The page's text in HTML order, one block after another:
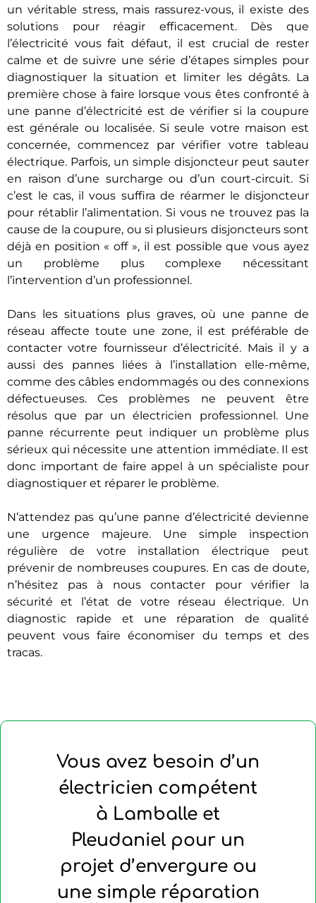
un véritable stress, mais rassurez-vous, il existe des
solutions pour réagir efficacement. Dès que
l’électricité vous fait défaut, il est crucial de rester
calme et de suivre une série d’étapes simples pour
diagnostiquer la situation et limiter les dégâts. La
première chose à faire lorsque vous êtes confronté à
une panne d’électricité est de vérifier si la coupure
est générale ou localisée. Si seule votre maison est
concernée, commencez par vérifier votre tableau
électrique. Parfois, un simple disjoncteur peut sauter
en raison d’une surcharge ou d’un court-circuit. Si
c’est le cas, il vous suffira de réarmer le disjoncteur
pour rétablir l’alimentation. Si vous ne trouvez pas la
cause de la coupure, ou si plusieurs disjoncteurs sont
déjà en position « off », il est possible que vous ayez
un problème plus complexe nécessitant
l’intervention d’un professionnel.
Dans les situations plus graves, où une panne de
réseau affecte toute une zone, il est préférable de
contacter votre fournisseur d’électricité. Mais il y a
aussi des pannes liées à l’installation elle-même,
comme des câbles endommagés ou des connexions
défectueuses. Ces problèmes ne peuvent être
résolus que par un électricien professionnel. Une
panne récurrente peut indiquer un problème plus
sérieux qui nécessite une attention immédiate. Il est
donc important de faire appel à un spécialiste pour
diagnostiquer et réparer le problème.
N’attendez pas qu’une panne d’électricité devienne
une urgence majeure. Une simple inspection
régulière de votre installation électrique peut
prévenir de nombreuses coupures. En cas de doute,
n’hésitez pas à nous contacter pour vérifier la
sécurité et l’état de votre réseau électrique. Un
diagnostic rapide et une réparation de qualité
peuvent vous faire économiser du temps et des
tracas.
Vous avez besoin d’un
électricien compétent
à Lamballe et
Pleudaniel pour un
projet d’envergure ou
une simple réparation